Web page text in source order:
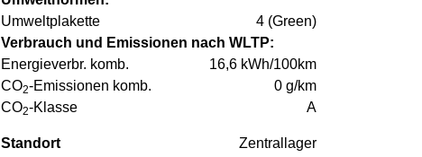
Umweltplakette
4 (Green)
Verbrauch und Emissionen nach WLTP:
Energieverbr. komb.
16,6 kWh/100km
CO2-Emissionen komb.
0 g/km
CO2-Klasse A
Standort Zentrallager